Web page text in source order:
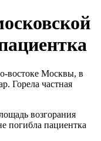
востоке Москвы, в
Горела частная
возгорания
погибла пациентка